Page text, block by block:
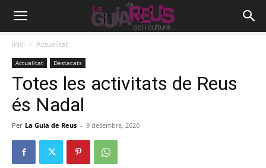
Inici Actualitat
Actualitat Destacats
Totes les activitats de Reus
és Nadal
Per La Guia de Reus - 9 desembre, 2020